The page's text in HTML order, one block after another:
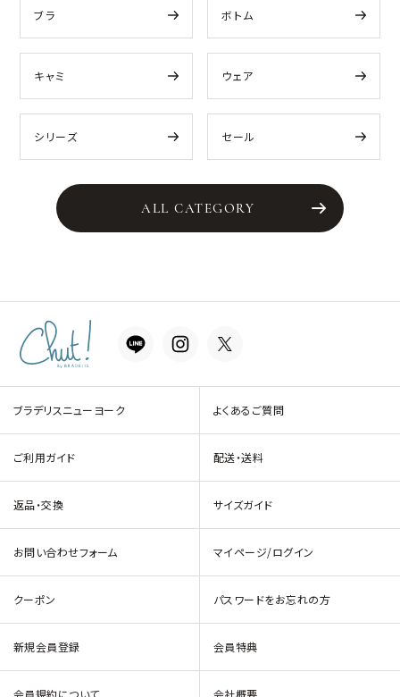
ブラ ボトム
キャミ ウェア
シリーズ セール
ALL CATEGORY
ブラデリスニューヨーク よくあるご質問
ご利用ガイド 配送・送料
返品・交換 サイズガイド
お問い合わせフォーム マイページ/ログイン
クーポン パスワードをお忘れの方
新規会員登録 会員特典